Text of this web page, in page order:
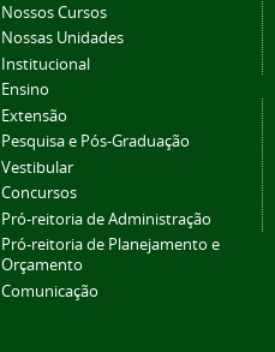
Nossos Cursos
Nossas Unidades
Institucional
Ensino
Extensão
Pesquisa e Pós-Graduação
Vestibular
Concursos
Pró-reitoria de Administração
Pró-reitoria de Planejamento e
Orçamento
Comunicação